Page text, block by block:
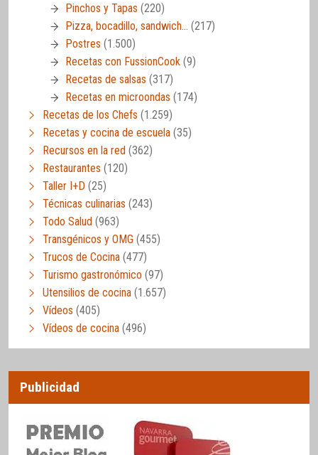
Pinchos y Tapas (220)
Pizza, bocadillo, sandwich… (217)
Postres (1.500)
Recetas con FussionCook (9)
Recetas de salsas (317)
Recetas en microondas (174)
Recetas de los Chefs (1.259)
Recetas y cocina de escuela (35)
Recursos en la red (362)
Restaurantes (120)
Taller I+D (25)
Técnicas culinarias (243)
Todo Salud (963)
Transgénicos y OMG (455)
Trucos de Cocina (477)
Turismo gastronómico (97)
Utensilios de cocina (1.657)
Vídeos (405)
Vídeos de cocina (496)
Publicidad